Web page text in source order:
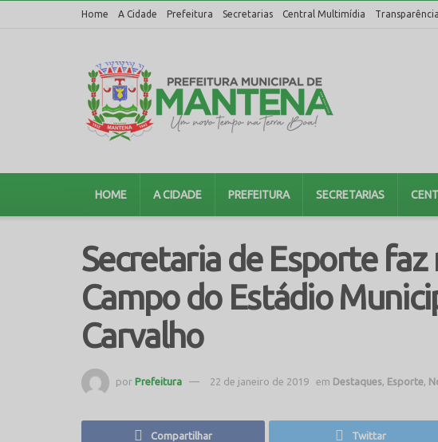
Home A Cidade Prefeitura Secretarias Central Multimídia Transparência
HOME A CIDADE PREFEITURA SECRETARIAS
Secretaria de Esporte
Campo do Estádio
Carvalho
por Prefeitura 22 de janeiro de 2019 em Destaques Esporte
Compartilhar Twittar